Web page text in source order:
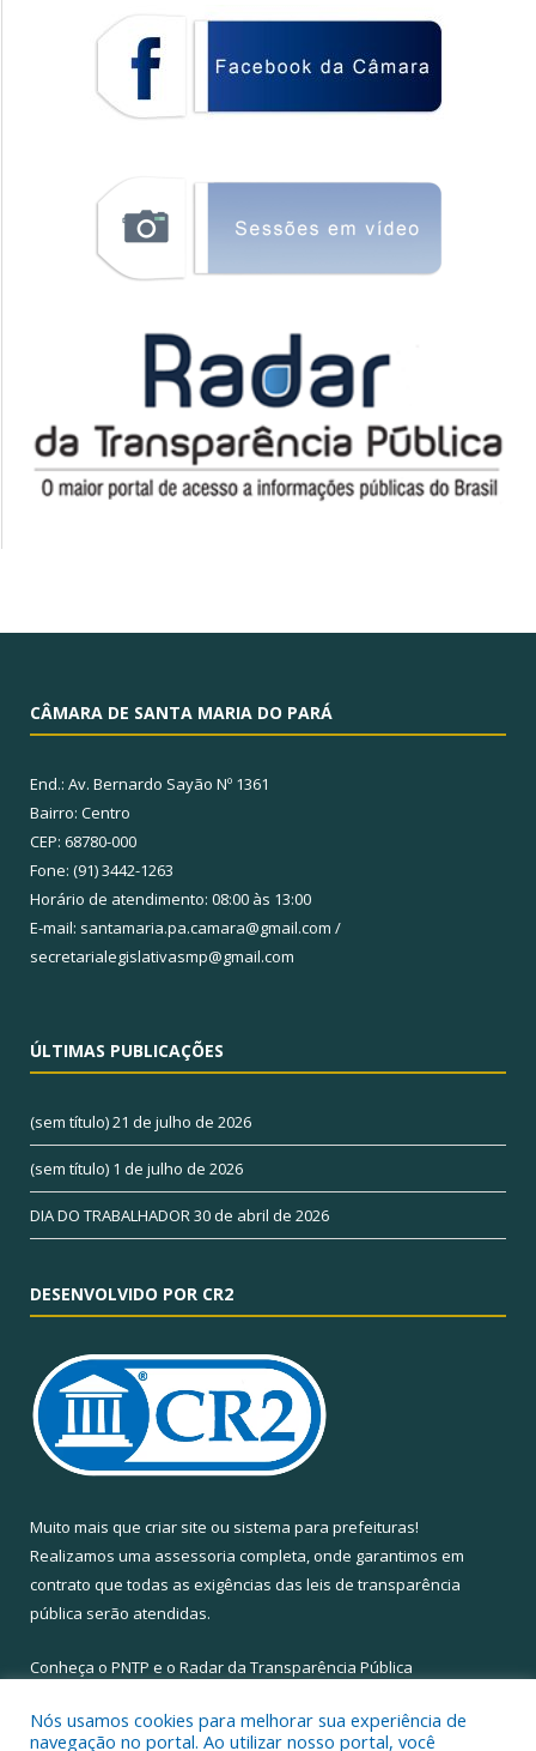
CÂMARA DE SANTA MARIA DO PARÁ
End.: Av. Bernardo Sayão Nº 1361
Bairro: Centro
CEP: 68780-000
Fone: (91) 3442-1263
Horário de atendimento: 08:00 às 13:00
E-mail: santamaria.pa.camara@gmail.com /
secretarialegislativasmp@gmail.com
ÚLTIMAS PUBLICAÇÕES
(sem título)21 de julho de 2026
(sem título) 1 de julho de 2026
DIA DO TRABALHADOR30 de abril de 2026
DESENVOLVIDO POR CR2
Muito mais que criar site ou sistema para prefeituras!
Realizamos uma assessoria completa, onde garantimos em
contrato que todas as exigências das leis de transparência
pública serão atendidas.
Conheça o PNTP e o Radar da Transparência Pública
Nós usamos cookies para melhorar sua experiência de
navegação no portal. Ao utilizar nosso portal, você